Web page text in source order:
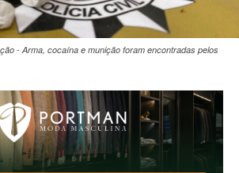
- Arma, cocaína e munição foram encontradas pelos